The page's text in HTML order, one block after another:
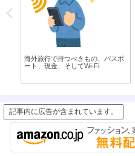
海外旅行で持つべきもの、パスポ
ート、現金、そしてWi-Fi
記事内に広告が含まれています。